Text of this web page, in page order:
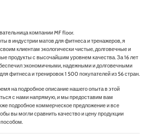
компании MF floor.
в индустрии матов для фитнеса и тренажеров, я
клиентам экологически чистые, долговечные и
продукты с высочайшим уровнем качества. За 16 лет
экономичными, надежными и долговечными
фитнеса и тренировок 1 500 покупателей из 56 стран.
на подробное описание нашего опыта в этой
с нами напрямую, и мы предоставим вам
подробное коммерческое предложение и все
вы могли сравнить качество и цену продукции